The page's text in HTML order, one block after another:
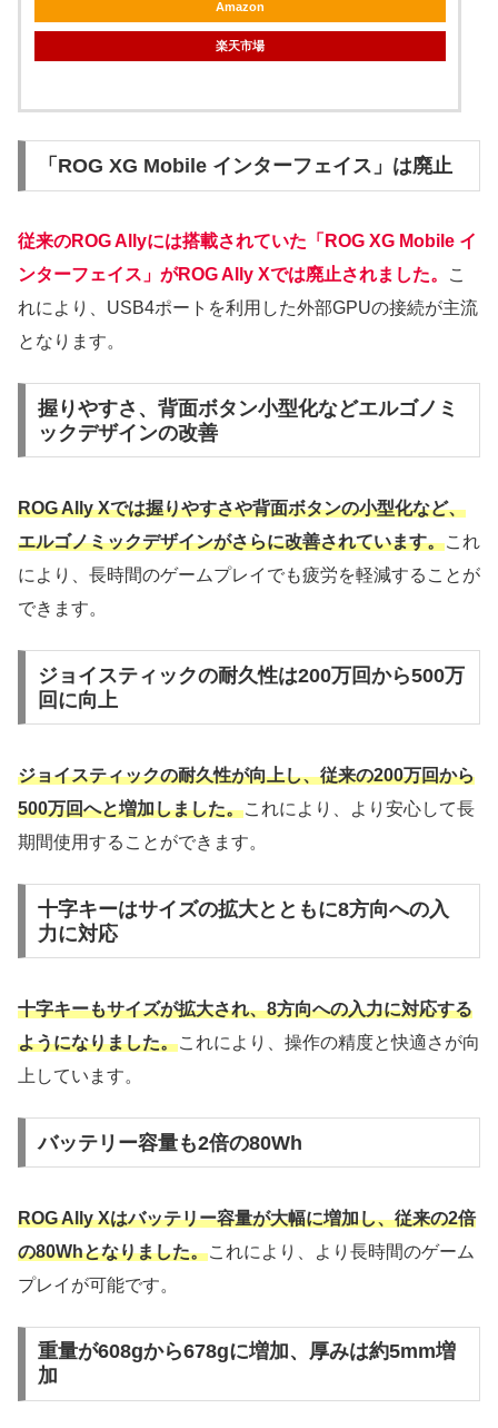
Amazon
楽天市場
「ROG XG Mobile インターフェイス」は廃止
従来のROG Allyには搭載されていた「ROG XG Mobile イ
ンターフェイス」がROG Ally Xでは廃止されました。
こ
れにより、USB4ポートを利用した外部GPUの接続が主流
となります。
握りやすさ、背面ボタン小型化などエルゴノミ
ックデザインの改善
ROG Ally Xでは握りやすさや背面ボタンの小型化など、
エルゴノミックデザインがさらに改善されています。これ
により、長時間のゲームプレイでも疲労を軽減することが
できます。
ジョイスティックの耐久性は200万回から500万
回に向上
ジョイスティックの耐久性が向上し、従来の200万回から
500万回へと増加しました。これにより、より安心して長
期間使用することができます。
十字キーはサイズの拡大とともに8方向への入
力に対応
十字キーもサイズが拡大され、8方向への入力に対応する
ようになりました。これにより、操作の精度と快適さが向
上しています。
バッテリー容量も2倍の80Wh
ROG Ally Xはバッテリー容量が大幅に増加し、従来の2倍
の80Whとなりました。これにより、より長時間のゲーム
プレイが可能です。
重量が608gから678gに増加、厚みは約5mm増
加